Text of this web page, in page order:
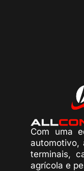
Com uma
automotivo,
terminais,
agrícola e